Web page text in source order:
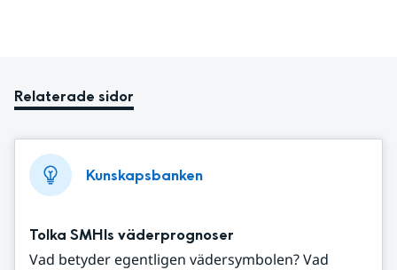
Relaterade sidor
Kunskapsbanken
Tolka SMHIs väderprognoser
Vad betyder egentligen vädersymbolen? Vad